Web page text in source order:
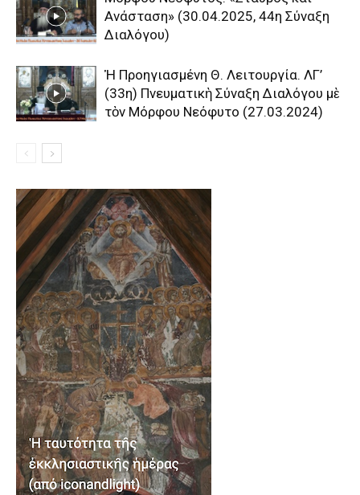
Ανάσταση» (30.04.2025, 44η Σύναξη
Διαλόγου)
Ἡ Προηγιασμένη Θ. Λειτουργία. ΛΓ’
(33η) Πνευματικὴ Σύναξη Διαλόγου μὲ
τὸν Μόρφου Νεόφυτο (27.03.2024)